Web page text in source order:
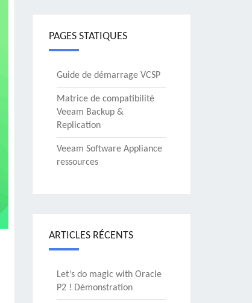
PAGES STATIQUES
Guide de démarrage VCSP
Matrice de compatibilité
Veeam Backup &
Replication
Veeam Software Appliance
ressources
ARTICLES RÉCENTS
Let’s do magic with Oracle
P2 ! Démonstration